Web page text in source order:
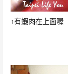
↑有蝦肉在上面喔